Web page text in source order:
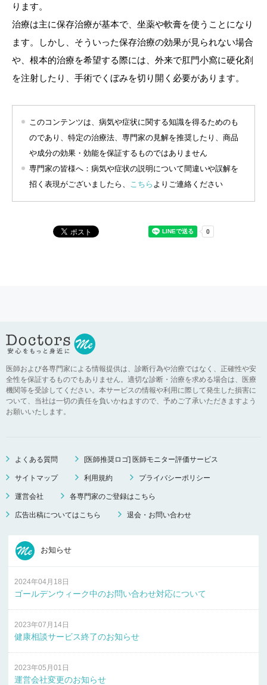
ります。
治療は主に保存治療が基本で、坐薬や軟膏を使うことになり
ます。しかし、そういった保存治療の効果が見られない場合
や、根本的治療を希望する際には、外来で肛門小窩に硬化剤
を注射したり、手術でくぼみを切り開く必要があります。
このコンテンツは、病気や症状に関する知識を得るためのも
のであり、特定の治療法、専門家の見解を推奨したり、商品
や成分の効果・効能を保証するものではありません
専門家の皆様へ：病気や症状の説明について間違いや誤解を
招く表現がございましたら、
こちら よりご連絡ください
医師および各専門家による情報提供は、診断行為や治療ではなく、正確性や安
全性を保証するものでもありません。適切な診断・治療を求める場合は、医療
機関等を受診してください。本サービスの情報や利用に際して発生した損害に
ついて、当社は一切の責任を負いかねますので、予めご了承いただきますよう
お願いいたします。
よくある質問 [医師推奨ロゴ] 医師モニター評価サービス
サイトマップ 利用規約 プライバシーポリシー
運営会社 各専門家のご登録はこちら
広告出稿についてはこちら 退会・お問い合わせ
お知らせ
2024年04月18日
ゴールデンウィーク中のお問い合わせ対応について
2023年07月14日
健康相談サービス終了のお知らせ
2023年05月01日
運営会社変更のお知らせ